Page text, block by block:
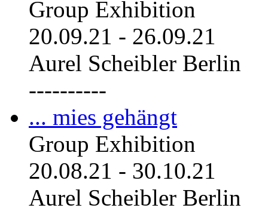
Group Exhibition
20.09.21 - 26.09.21
Aurel Scheibler Berlin
----------
... mies gehängt
Group Exhibition
20.08.21 - 30.10.21
Aurel Scheibler Berlin